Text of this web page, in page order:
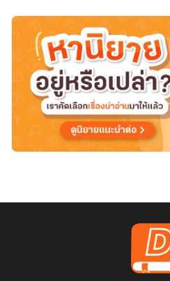
ร่ำรวย
(อัพ
นิยาย
วัน)